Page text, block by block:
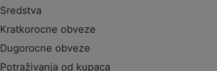
Sredstva
Kratkorocne obveze
Dugorocne obveze
Potraživanja od kupaca